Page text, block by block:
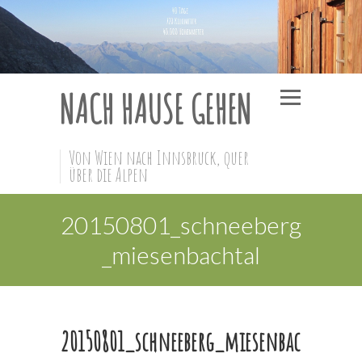
NACH HAUSE GEHEN
Von Wien nach Innsbruck, quer
über die Alpen
20150801_schneeberg
_miesenbachtal
20150801_schneeberg_miesenbac